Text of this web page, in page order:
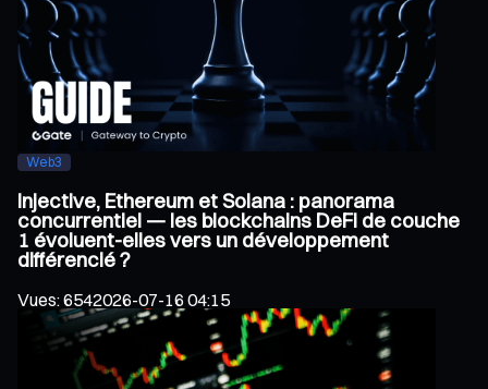
Web3
Injective, Ethereum et Solana : panorama
concurrentiel — les blockchains DeFi de couche
1 évoluent-elles vers un développement
différencié ?
Vues:6542026-07-16 04:15